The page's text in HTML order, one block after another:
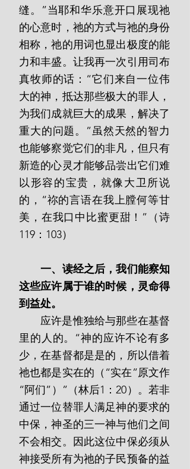
缝。”当耶和华乐意开口展现祂
的心意时，祂的方式与祂的身份
相称，祂的用词也显出极度的能
力和丰盛。让我再一次引用司布
真牧师的话：“它们来自一位伟
大的神，抵达那些极大的罪人，
为我们成就巨大的成果，解决了
重大的问题。”虽然天然的智力
也能够察觉它们的非凡，但只有
新造的心灵才能够品尝出它们难
以形容的宝贵，就像大卫所说
的，“祢的言语在我上膛何等甘
美，在我口中比蜜更甜！”（诗
119：103）
  一、读经之后，我们能察知
这些应许属于谁的时候，灵命得
到益处。
里的人的。“神的应许不论有多
少，在基督都是是的，所以借着
祂也都是实在的（“实在”原文作
“阿们”）”（林后1：20）。若非
通过一位替罪人满足神的要求的
中保，神圣的三一神与他们之间
不会相交。因此这位中保必须从
神接受所有为祂的子民预备的益